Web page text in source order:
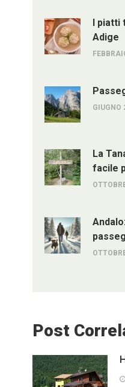
I piatti
Adige
GIUGNO
La
facile
Post